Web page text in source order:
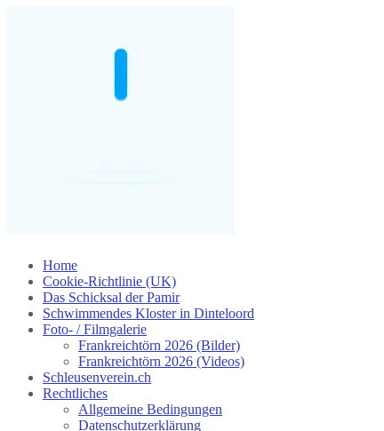
Skip
content
Home
Cookie-Richtlinie (UK)
Das Schicksal der Pamir
Schwimmendes Kloster in Dinteloord
Foto- / Filmgalerie
Frankreichtörn 2026 (Bilder)
Frankreichtörn 2026 (Videos)
Schleusenverein.ch
Rechtliches
Allgemeine Bedingungen
Datenschutzerklärung